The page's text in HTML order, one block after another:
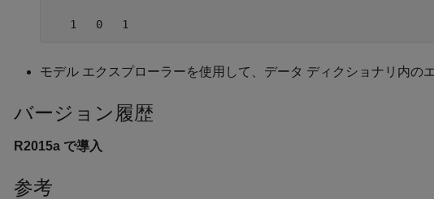
モデル エクスプローラーを使用して、データ ディクショナリ内の
バージョン履歴
R2015a で導入
参考